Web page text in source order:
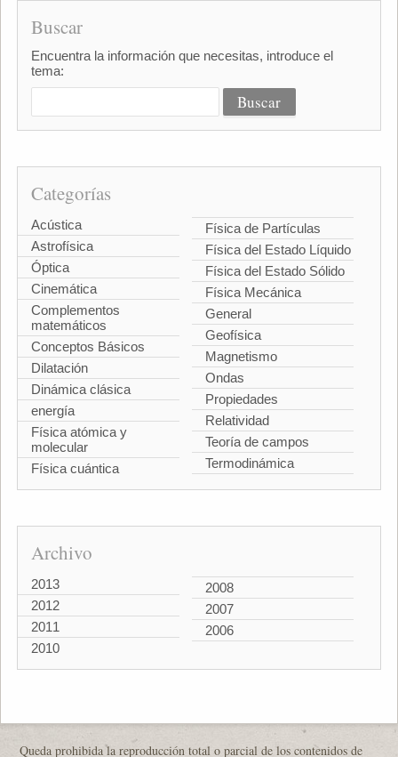
Buscar
Encuentra la información que necesitas, introduce el
tema:
Categorías
Acústica
Astrofísica
Óptica
Cinemática
Complementos
matemáticos
Conceptos Básicos
Dilatación
Dinámica clásica
energía
Física atómica y
molecular
Física cuántica
Física de Partículas
Física del Estado Líquido
Física del Estado Sólido
Física Mecánica
General
Geofísica
Magnetismo
Ondas
Propiedades
Relatividad
Teoría de campos
Termodinámica
Archivo
2013
2012
2011
2010
2008
2007
2006
Queda prohibida la reproducción total o parcial de los contenidos de